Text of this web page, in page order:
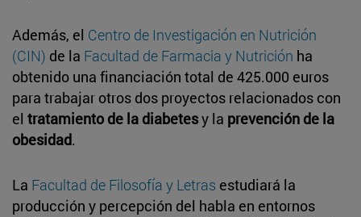
Además, el Centro de Investigación en Nutrición
(CIN) de la Facultad de Farmacia y Nutrición ha
obtenido una financiación total de 425.000 euros
para trabajar otros dos proyectos relacionados con
el tratamiento de la diabetesy la prevención de la
obesidad.
La Facultad de Filosofía y Letras estudiará la
producción y percepción del habla en entornos